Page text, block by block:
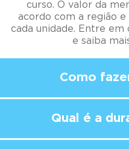
curso. O valor da
acordo com a região
cada unidade. Entre em
e saiba
Como
Qual é a